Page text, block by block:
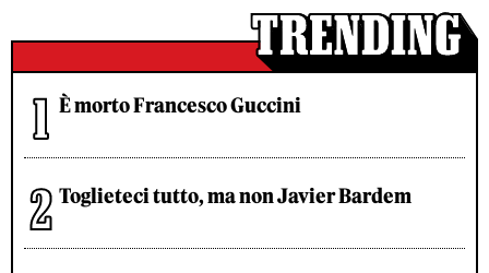
È morto Francesco Guccini
Toglieteci tutto, ma non Javier Bardem